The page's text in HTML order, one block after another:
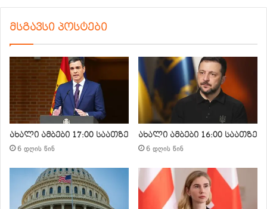
მსგავსი პოსტები
ახალი ამბები 17:00 საათზე
6 დღის წინ
ახალი ამბები 16:00 საათზე
6 დღის წინ